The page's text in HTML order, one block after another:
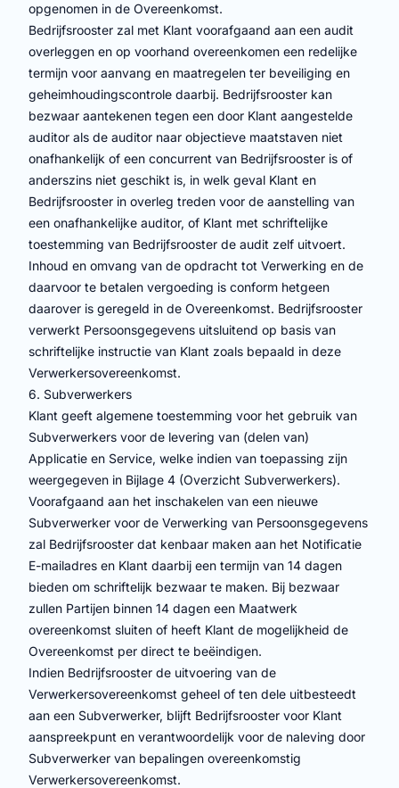
opgenomen in de Overeenkomst.
Bedrijfsrooster zal met Klant voorafgaand aan een audit
overleggen en op voorhand overeenkomen een redelijke
termijn voor aanvang en maatregelen ter beveiliging en
geheimhoudingscontrole daarbij. Bedrijfsrooster kan
bezwaar aantekenen tegen een door Klant aangestelde
auditor als de auditor naar objectieve maatstaven niet
onafhankelijk of een concurrent van Bedrijfsrooster is of
anderszins niet geschikt is, in welk geval Klant en
Bedrijfsrooster in overleg treden voor de aanstelling van
een onafhankelijke auditor, of Klant met schriftelijke
toestemming van Bedrijfsrooster de audit zelf uitvoert.
Inhoud en omvang van de opdracht tot Verwerking en de
daarvoor te betalen vergoeding is conform hetgeen
daarover is geregeld in de Overeenkomst. Bedrijfsrooster
verwerkt Persoonsgegevens uitsluitend op basis van
schriftelijke instructie van Klant zoals bepaald in deze
Verwerkersovereenkomst.
6. Subverwerkers
Klant geeft algemene toestemming voor het gebruik van
Subverwerkers voor de levering van (delen van)
Applicatie en Service, welke indien van toepassing zijn
weergegeven in Bijlage 4 (Overzicht Subverwerkers).
Voorafgaand aan het inschakelen van een nieuwe
Subverwerker voor de Verwerking van Persoonsgegevens
zal Bedrijfsrooster dat kenbaar maken aan het Notificatie
E-mailadres en Klant daarbij een termijn van 14 dagen
bieden om schriftelijk bezwaar te maken. Bij bezwaar
zullen Partijen binnen 14 dagen een Maatwerk
overeenkomst sluiten of heeft Klant de mogelijkheid de
Overeenkomst per direct te beëindigen.
Indien Bedrijfsrooster de uitvoering van de
Verwerkersovereenkomst geheel of ten dele uitbesteedt
aan een Subverwerker, blijft Bedrijfsrooster voor Klant
aanspreekpunt en verantwoordelijk voor de naleving door
Subverwerker van bepalingen overeenkomstig
Verwerkersovereenkomst.